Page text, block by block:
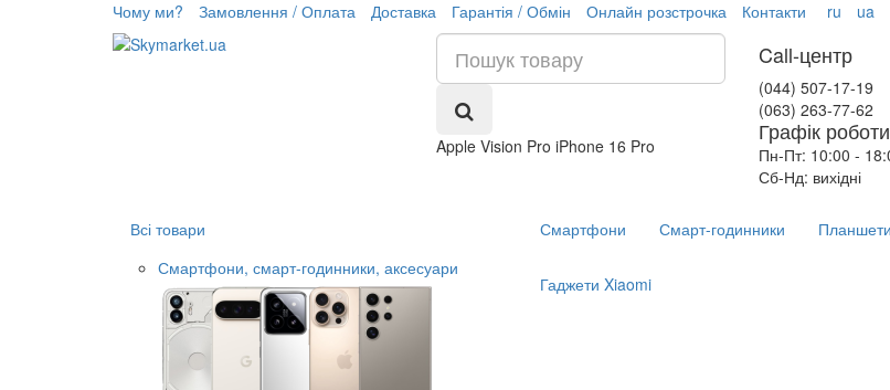
Чому ми? Замовлення / Оплата Доставка Гарантія / Обмін Онлайн розстрочка Контакти ru ua
Apple Vision Pro iPhone 16 Pro
Call-центр
(044) 507-17-19
(063) 263-77-62
Графік
Пн-Пт: 10:00 -
Сб-Нд: вихідні
Всі товари
Смартфони, смарт-годинники, аксесуари
Смартфони Смарт-годинники Планшети
Гаджети Xiaomi